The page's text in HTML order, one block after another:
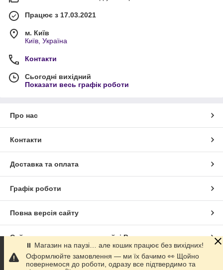
Працює з 17.03.2021
м. Київ
Київ, Україна
Контакти
Сьогодні вихідний
Показати весь графік роботи
Про нас
Контакти
Доставка та оплата
Графік роботи
Повна версія сайту
Сайт створено на маркетплейсіProm.ua
Політика конфіденційності
⏸ Магазин на паузі… але кошик працює без вихідних!
Оформлюйте замовлення — ми їх бачимо 👀 Щойно
повернемося до роботи, одразу все підтвердимо та